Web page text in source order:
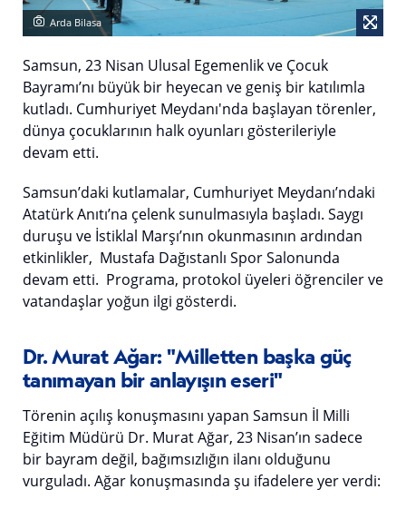
Arda Bilasa
Samsun, 23 Nisan Ulusal Egemenlik ve Çocuk
Bayramı’nı büyük bir heyecan ve geniş bir katılımla
kutladı. Cumhuriyet Meydanı'nda başlayan törenler,
dünya çocuklarının halk oyunları gösterileriyle
devam etti.
Samsun’daki kutlamalar, Cumhuriyet Meydanı’ndaki
Atatürk Anıtı’na çelenk sunulmasıyla başladı. Saygı
duruşu ve İstiklal Marşı’nın okunmasının ardından
etkinlikler, Mustafa Dağıstanlı Spor Salonunda
devam etti. Programa, protokol üyeleri öğrenciler ve
vatandaşlar yoğun ilgi gösterdi.
Dr. Murat Ağar: "Milletten başka güç
tanımayan bir anlayışın eseri"
Törenin açılış konuşmasını yapan Samsun İl Milli
Eğitim Müdürü Dr. Murat Ağar, 23 Nisan’ın sadece
bir bayram değil, bağımsızlığın ilanı olduğunu
vurguladı. Ağar konuşmasında şu ifadelere yer verdi: